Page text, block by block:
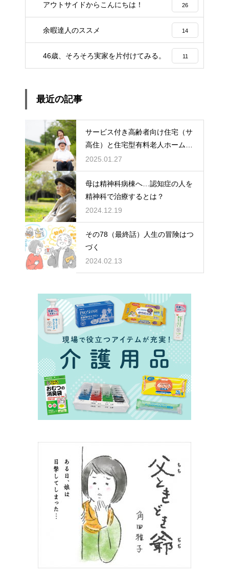
アウトサイドからこんにちは！ 26
余暇達人のススメ 14
46歳、そろそろ実家を片付けてみる。 11
最近の記事
サービス付き高齢者向け住宅（サ
高住）と住宅型有料老人ホーム：
どちらを選ぶ？
2025.01.27
母は精神科病棟へ…認知症の人を
精神科で治療するとは？
2024.12.19
その78（最終話）人生の冒険はつ
づく
2024.02.13